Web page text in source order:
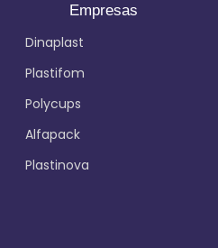
Empresas
Dinaplast
Plastifom
Polycups
Alfapack
Plastinova